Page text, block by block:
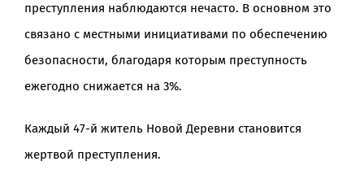
преступления наблюдаются нечасто. В основном это
связано с местными инициативами по обеспечению
безопасности, благодаря которым преступность
ежегодно снижается на 3%.
Каждый 47-й житель Новой Деревни становится
жертвой преступления.